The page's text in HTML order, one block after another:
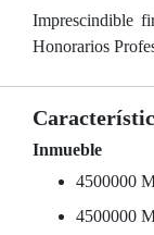
Imprescindible
Honorarios
Inmueble
4500000
4500000